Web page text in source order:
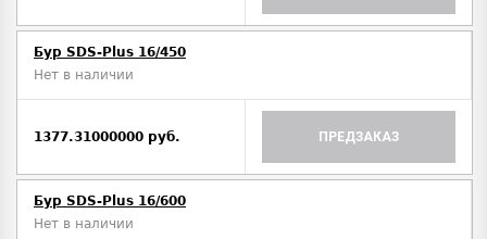
Бур SDS-Plus 16/450
Нет в наличии
1377.31000000 руб. ПРЕДЗАКАЗ
Бур SDS-Plus 16/600
Нет в наличии